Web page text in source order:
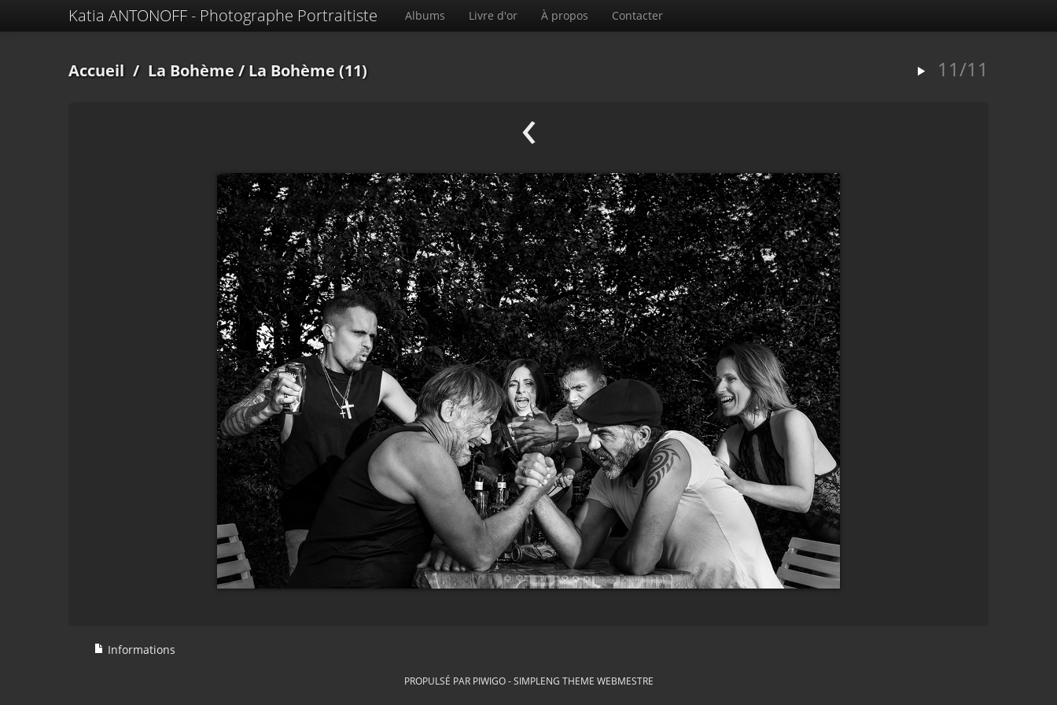
Katia ANTONOFF - Photographe Portraitiste Albums Livre d'or À propos Contacter
11/11
Accueil / La Bohème/ La Bohème (11)
‹
Informations
PROPULSÉ PAR PIWIGO-SIMPLENG THEME WEBMESTRE